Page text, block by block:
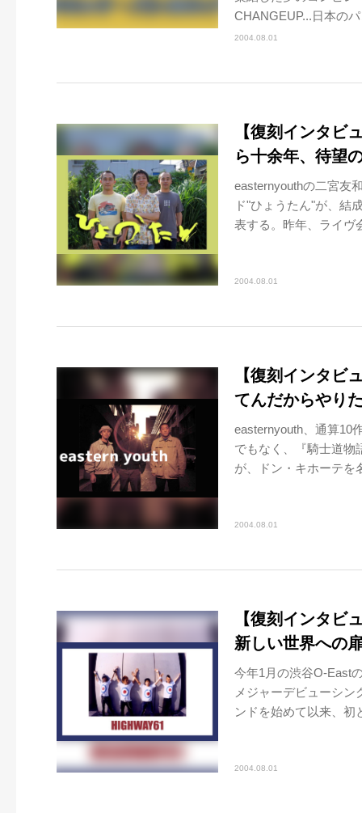
CHANGEUP...日本の
2004.08.01
【復刻インタビ
ら十余年、待
easternyouthの二宮友
ド"ひょうたん"が、結
表する。昨年、ライヴ
2004.08.01
【復刻インタビ
てんだからやり
easternyouth、通算10
でもなく、『騎士道物
が、ドン・キホーテを
2004.08.01
【復刻インタビ
新しい世界への
今年1月の渋谷O-East
メジャーデビューシ
ンドを始めて以来、初
2004.08.01